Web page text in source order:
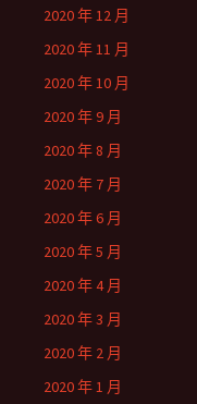
2020 年 12 月
2020 年 11 月
2020 年 10 月
2020 年 9 月
2020 年 8 月
2020 年 7 月
2020 年 6 月
2020 年 5 月
2020 年 4 月
2020 年 3 月
2020 年 2 月
2020 年 1 月